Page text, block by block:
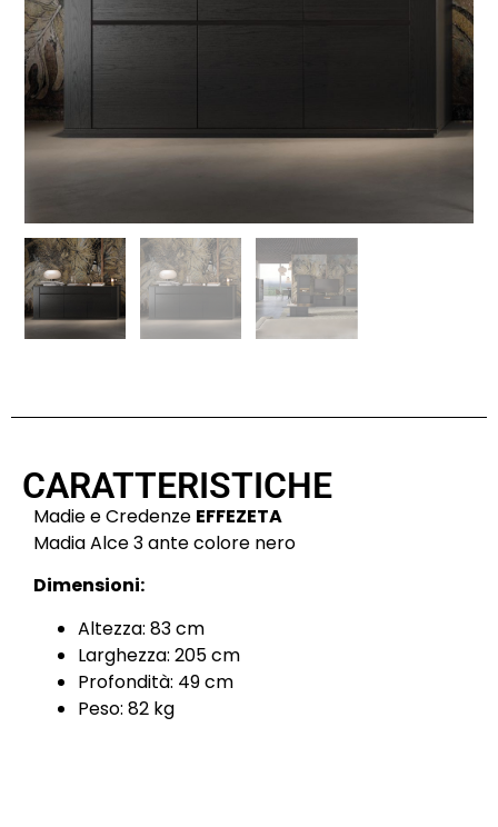
CARATTERISTICHE
Madie e Credenze EFFEZETA
Madia Alce 3 ante colore nero
Dimensioni:
Altezza: 83 cm
Larghezza: 205 cm
Profondità: 49 cm
Peso: 82 kg